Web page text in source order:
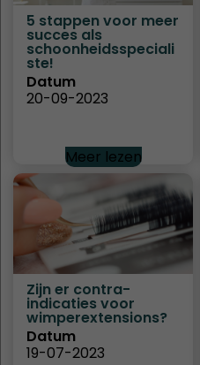
5 stappen voor meer
succes als
schoonheidsspeciali
ste!
Datum
20-09-2023
Meer lezen
Zijn er contra-
indicaties voor
wimperextensions?
Datum
19-07-2023